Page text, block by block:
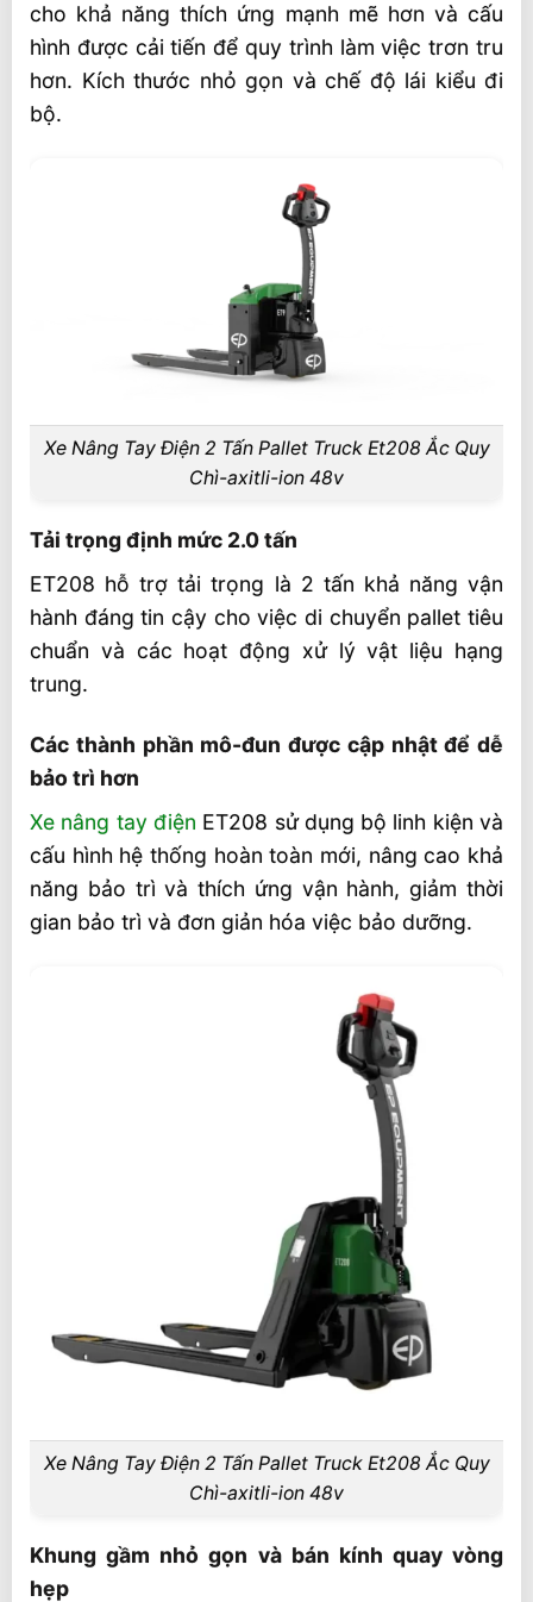
Khung gầm nhỏ gọn và bán kính quay
vòng hẹp
Hệ thống truyền động điện kiểu xe đạp
Thông số kỹ thuật Xe Nâng Tay Điện 2 Tấn
Pallet Truck ET208 Ắc Quy Chì-Axit/Li-ion
Ứng dụng nhiều trong sản xuất
Câu hỏi thường gặp
bao nhiêu?
Thông số kỹ thuật về chiều rộng và khả
Những cải tiến về thiết kế nào hỗ trợ việc
bảo trì và khả năng thích ứng?
ET208 sử dụng chế độ hoạt động nào?
Máy bơm ET208 có phù hợp với môi
Video xe nâng tay điện
Liên hệ mua sản phẩm
cho khả năng thích ứng mạnh mẽ hơn và cấu
hình được cải tiến để quy trình làm việc trơn tru
hơn. Kích thước nhỏ gọn và chế độ lái kiểu đi
bộ.
Xe Nâng Tay Điện 2 Tấn Pallet Truck Et208 Ắc Quy
Chì-axitli-ion 48v
Tải trọng định mức 2.0 tấn
ET208 hỗ trợ tải trọng là 2 tấn khả năng vận
hành đáng tin cậy cho việc di chuyển pallet tiêu
chuẩn và các hoạt động xử lý vật liệu hạng
trung.
Các thành phần mô-đun được cập nhật để dễ
bảo trì hơn
Xe nâng tay điện ET208 sử dụng bộ linh kiện và
cấu hình hệ thống hoàn toàn mới, nâng cao khả
năng bảo trì và thích ứng vận hành, giảm thời
gian bảo trì và đơn giản hóa việc bảo dưỡng.
Xe Nâng Tay Điện 2 Tấn Pallet Truck Et208 Ắc Quy
Chì-axitli-ion 48v
Khung gầm nhỏ gọn và bán kính quay vòng
hẹp